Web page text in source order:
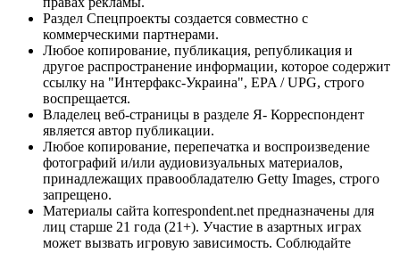
Раздел Спецпроекты создается совместно с
коммерческими партнерами.
Любое копирование, публикация, републикация и
другое распространение информации, которое содержит
ссылку на "Интерфакс-Украина", EPA / UPG, строго
воспрещается.
Владелец веб-страницы в разделе Я- Корреспондент
является автор публикации.
Любое копирование, перепечатка и воспроизведение
фотографий и/или аудиовизуальных материалов,
принадлежащих правообладателю Getty Images, строго
запрещено.
Материалы сайта korrespondent.net предназначены для
лиц старше 21 года (21+). Участие в азартных играх
может вызвать игровую зависимость. Соблюдайте